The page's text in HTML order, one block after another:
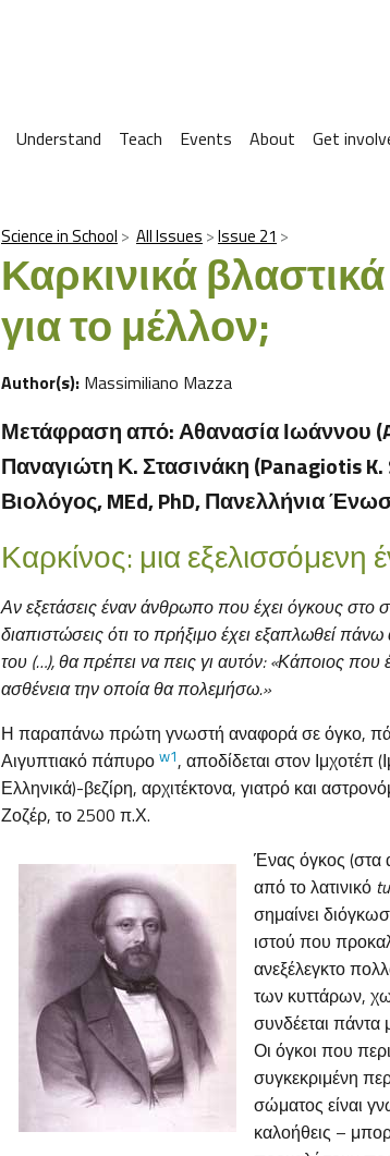
Understand Teach Events About Get
Science in School All Issues Issue 21
Καρκινικά
για το μέλλον;
Author(s): Massimiliano Mazza
Μετάφραση από: Αθανασία Ιωάννου
Παναγιώτη Κ. Στασινάκη (Panagiotis
Βιολόγος, MEd, PhD, Πανελλήνια
Καρκίνος: μια εξελισσόμενη
Αν εξετάσεις έναν άνθρωπο που έχει όγκους στο
διαπιστώσεις ότι το πρήξιμο έχει εξαπλωθεί
του (…), θα πρέπει να πεις γι αυτόν: «Κάποιος που
ασθένεια την οποία θα πολεμήσω.»
Η παραπάνω πρώτη γνωστή αναφορά σε όγκο,
Αιγυπτιακό πάπυρο w1, αποδίδεται στον Ιμχοτέπ
Ελληνικά)-βεζίρη, αρχιτέκτονα, γιατρό και
Ζοζέρ, το 2500 π.Χ.
Ένας όγκος (στα
από το λατινικό
σημαίνει
ιστού που
ανεξέλεγκτο
των κυττάρων,
συνδέεται πάντα
Οι όγκοι που
συγκεκριμένη
σώματος είναι
καλοήθεις –